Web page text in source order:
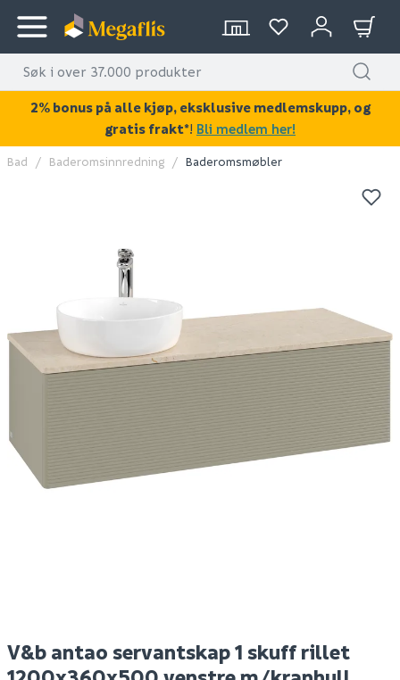
KAN DISSE VÆRE AV INTERESSE?
79
B20 tørrbetong 25 kg
Spar 5 Før 44
Bad Baderomsinnredning Baderomsmøbler
V&b antao servantskap 1 skuff rillet
2% bonus på alle kjøp, eksklusive medlemskupp, og
gratis frakt*! Bli medlem her!